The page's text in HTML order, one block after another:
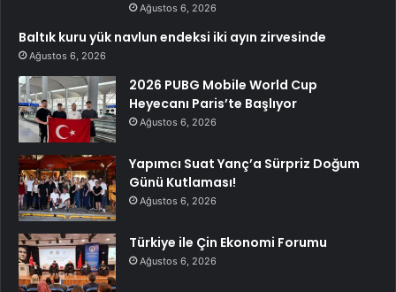
Ağustos 6, 2026
Baltık kuru yük navlun endeksi iki ayın zirvesinde
Ağustos 6, 2026
2026 PUBG Mobile World Cup
Heyecanı Paris’te Başlıyor
Ağustos 6, 2026
Yapımcı Suat Yanç’a Sürpriz Doğum
Günü Kutlaması!
Ağustos 6, 2026
Türkiye ile Çin Ekonomi Forumu
Ağustos 6, 2026